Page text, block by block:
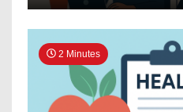
2 Minutes